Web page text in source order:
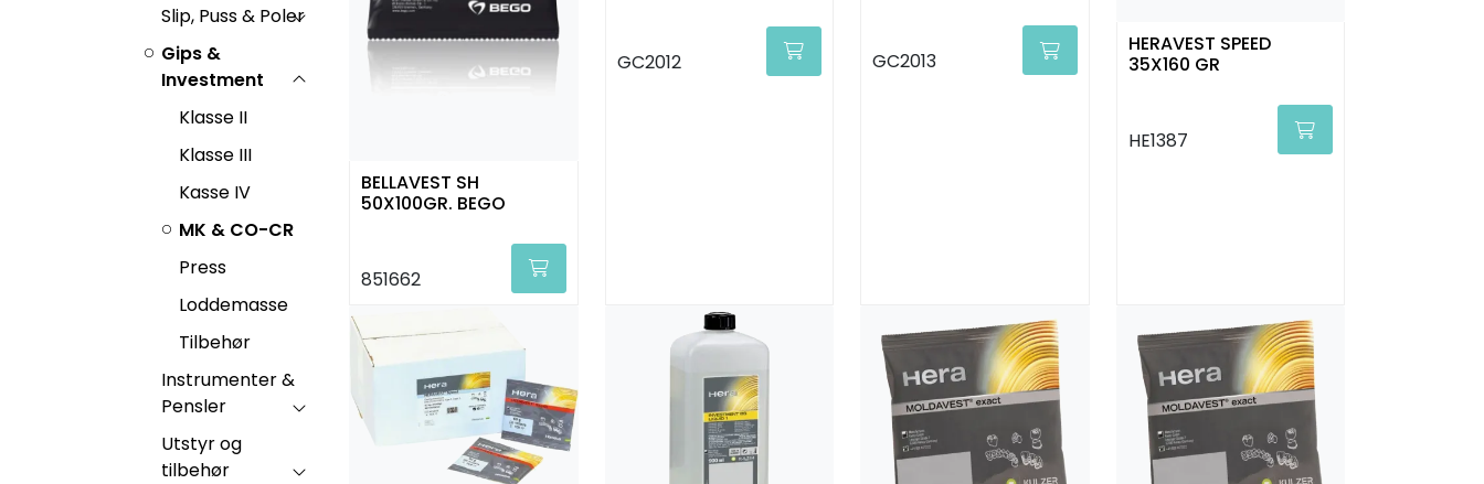
Slip, Puss & Poler
Gips &
Investment
Klasse II
Klasse III
Kasse IV
MK & CO-CR
Press
Loddemasse
Tilbehør
Instrumenter &
Pensler
Utstyr og
tilbehør
BELLAVEST SH
50X100GR. BEGO
851662
GC2012 GC2013
HERAVEST SPEED
35X160 GR
HE1387